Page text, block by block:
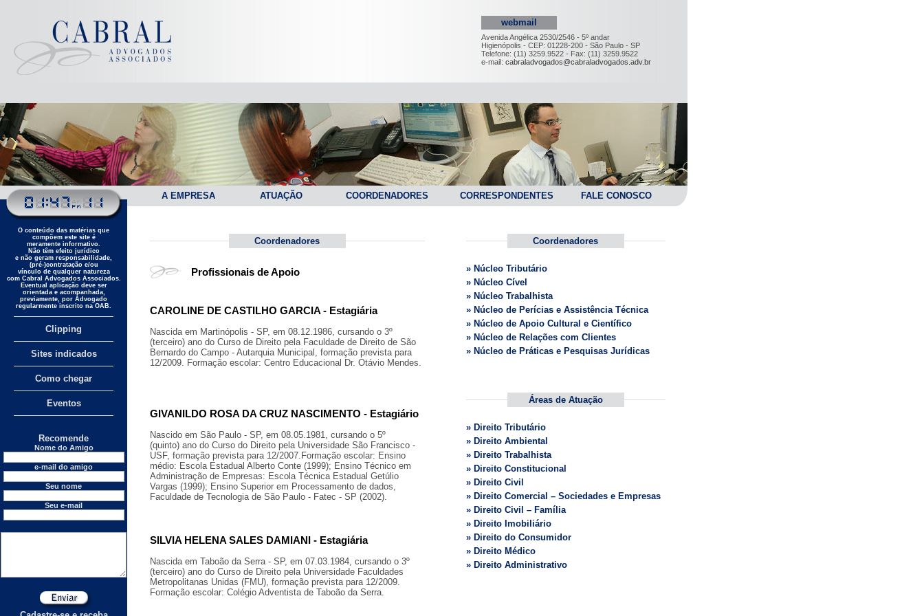
webmail
Avenida Angélica 2530/2546 - 5º andar
Higienópolis - CEP: 01228-200 - São Paulo - SP
Telefone: (11) 3259.9522 - Fax: (11) 3259.9522
e-mail: cabraladvogados@cabraladvogados.adv.br
A EMPRESA ATUAÇÃO COORDENADORES CORRESPONDENTES FALE CONOSCO
O conteúdo das matérias que
compõem este site é
meramente informativo.
Não têm efeito jurídico
e não geram responsabilidade,
(pré-)contratação e/ou
vínculo de qualquer natureza
com Cabral Advogados Associados.
Eventual aplicação deve ser
orientada e acompanhada,
previamente, por Advogado
regularmente inscrito na OAB.
Clipping
Sites indicados
Como chegar
Eventos
Recomende
Nome do Amigo
e-mail do amigo
Seu nome
Seu e-mail
Coordenadores
Profissionais de Apoio
CAROLINE DE CASTILHO GARCIA - Estagiária
Nascida em Martinópolis - SP, em 08.12.1986, cursando o 3º
(terceiro) ano do Curso de Direito pela Faculdade de Direito de São
Bernardo do Campo - Autarquia Municipal, formação prevista para
12/2009. Formação escolar: Centro Educacional Dr. Otávio Mendes.
GIVANILDO ROSA DA CRUZ NASCIMENTO - Estagiário
Nascido em São Paulo - SP, em 08.05.1981, cursando o 5º
(quinto) ano do Curso do Direito pela Universidade São Francisco -
USF, formação prevista para 12/2007.Formação escolar: Ensino
médio: Escola Estadual Alberto Conte (1999); Ensino Técnico em
Administração de Empresas: Escola Técnica Estadual Getúlio
Vargas (1999); Ensino Superior em Processamento de dados,
Faculdade de Tecnologia de São Paulo - Fatec - SP (2002).
SILVIA HELENA SALES DAMIANI - Estagiária
Nascida em Taboão da Serra - SP, em 07.03.1984, cursando o 3º
(terceiro) ano do Curso de Direito pela Universidade Faculdades
Metropolitanas Unidas (FMU), formação prevista para 12/2009.
Formação escolar: Colégio Adventista de Taboão da Serra.
Coordenadores
» Núcleo Tributário
» Núcleo Cível
» Núcleo Trabalhista
» Núcleo de Perícias e Assistência Técnica
» Núcleo de Apoio Cultural e Científico
» Núcleo de Relações com Clientes
» Núcleo de Práticas e Pesquisas Jurídicas
Áreas de Atuação
» Direito Tributário
» Direito Ambiental
» Direito Trabalhista
» Direito Constitucional
» Direito Civil
» Direito Comercial – Sociedades e Empresas
» Direito Civil – Família
» Direito Imobiliário
» Direito do Consumidor
» Direito Médico
» Direito Administrativo